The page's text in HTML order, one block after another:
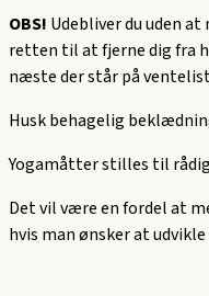
OBS! Udebliver du uden
retten til at fjerne dig fra
næste der står på
Husk behagelig
Yogamåtter stilles til
Det vil være en fordel at
hvis man ønsker at